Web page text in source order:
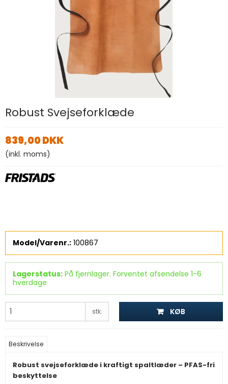
Robust Svejseforklæde
839,00 DKK
(inkl. moms)
Model/Varenr.: 100867
Lagerstatus: På fjernlager. Forventet afsendelse 1-6
hverdage
stk. KØB
Beskrivelse
Robust svejseforklæde i kraftigt spaltlæder – PFAS-fri
beskyttelse